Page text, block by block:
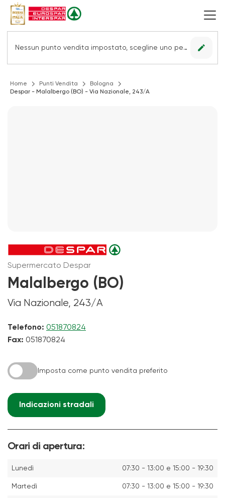
Nessun punto vendita impostato, scegline uno per vedere le offerte. edit
Home Punti Vendita
Bologna
Despar - Malalbergo (BO) - Via Nazionale, 243/A
Supermercato Despar
Malalbergo (BO)
Via Nazionale, 243/A
Telefono: 051870824
Fax: 051870824
Imposta come punto vendita preferito
Indicazioni stradali
Orari di apertura:
Lunedì 07:30 - 13:00 e 15:00 - 19:30
Martedì 07:30 - 13:00 e 15:00 - 19:30